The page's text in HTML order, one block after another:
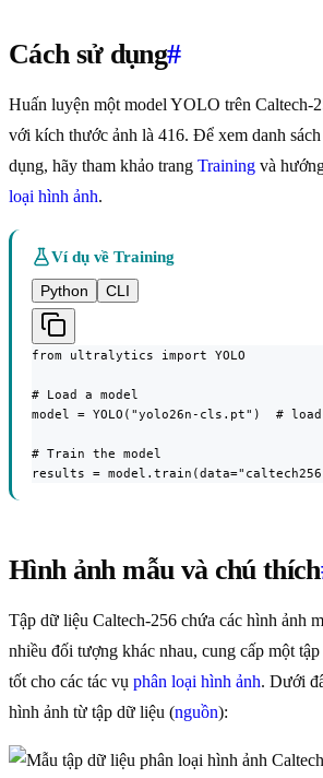
Cách sử dụng#
Huấn luyện một model YOLO trên Caltech-
với kích thước ảnh là 416. Để xem danh
dụng, hãy tham khảo trang Training và
loại hình ảnh.
Ví dụ về Training
Python
CLI
from ultralytics import YOLO
# Load a model
model = YOLO("yolo26n-cls.pt")  #
# Train the model
results =
Hình ảnh mẫu và chú thích
Tập dữ liệu Caltech-256 chứa các hình ảnh
nhiều đối tượng khác nhau, cung cấp một
tốt cho các tác vụ phân loại hình ảnh. Dưới
hình ảnh từ tập dữ liệu (nguồn):